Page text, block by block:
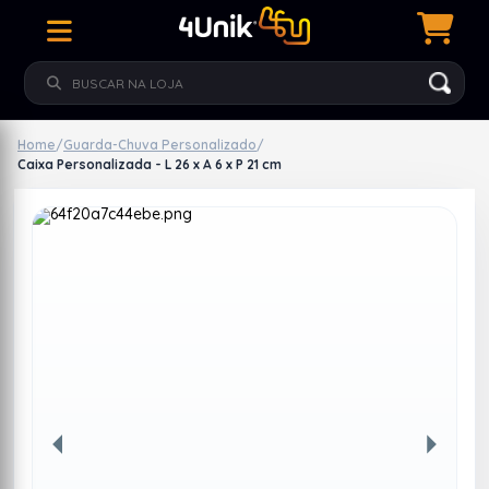
Home/Guarda-Chuva Personalizado/
Caixa Personalizada - L 26 x A 6 x P 21 cm